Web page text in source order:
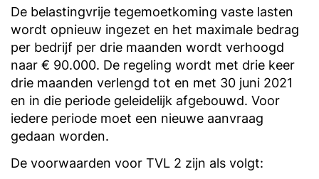
De belastingvrije tegemoetkoming vaste lasten
wordt opnieuw ingezet en het maximale bedrag
per bedrijf per drie maanden wordt verhoogd
naar € 90.000. De regeling wordt met drie keer
drie maanden verlengd tot en met 30 juni 2021
en in die periode geleidelijk afgebouwd. Voor
iedere periode moet een nieuwe aanvraag
gedaan worden.
De voorwaarden voor TVL 2 zijn als volgt: